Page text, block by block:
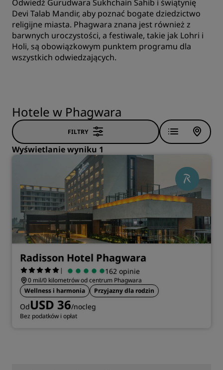
Odwiedź Gurudwara Sukhchain Sahib i świątynię
Devi Talab Mandir, aby poznać bogate dziedzictwo
religijne miasta. Phagwara znana jest również z
barwnych uroczystości, a festiwale, takie jak Lohri i
Holi, są obowiązkowym punktem programu dla
wszystkich odwiedzających.
Hotele w Phagwara
FILTRY
Wyświetlanie wyniku 1
Radisson Hotel Phagwara
| 162 opinie
0 mil/0 kilometrów od centrum Phagwara
Wellness i harmonia
Przyjazny dla rodzin
OdUSD 36/nocleg
Bez podatków i opłat